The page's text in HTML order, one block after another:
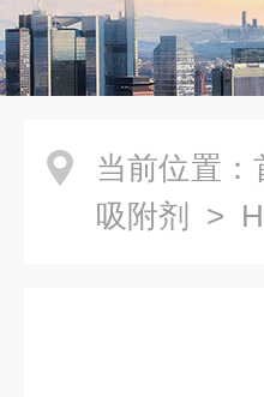
当前位置：
吸附剂
>